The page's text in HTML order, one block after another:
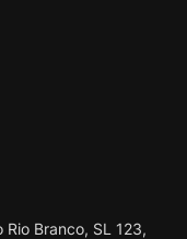
Branco, SL 123,